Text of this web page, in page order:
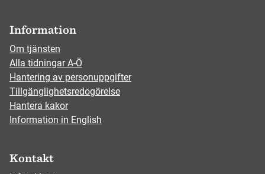
Information
Om tjänsten
Alla tidningar A-Ö
Hantering av personuppgifter
Tillgänglighetsredogörelse
Hantera kakor
Information in English
Kontakt